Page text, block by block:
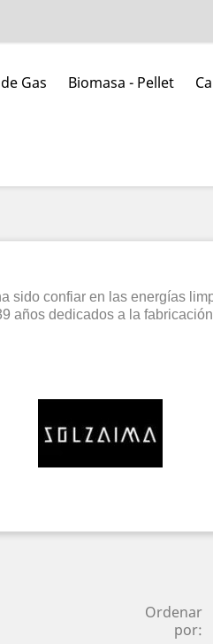
Gas Biomasa - Pellet
sido confiar en las energías
años dedicados a la
Ordenar
por: